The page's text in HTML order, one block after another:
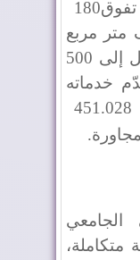
متر مربع
مغطاة، بطاقة استيعابية تصل إلى 500
خدماته
.
الجامعي
متكاملة،